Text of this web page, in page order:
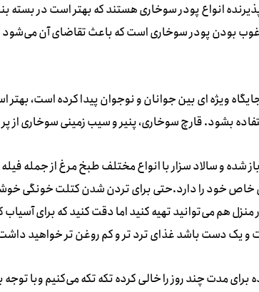
انواع پودر سوخاری هستند که بهتر است در
بودن پودر سوخاری است که باعث تقاضای آن می‌شود و
ویژه ای بین جوانان و نوجوان پیدا کرده است،
بشود. قارچ سوخاری، پنیر و سیب زمینی سوخاری
شده و سالاد سزار با انواع مختلف طبخ مرغ از جمله
خاص خود را دارد.حتی برای تردن شدن کتلت خونگی
منزل هم می‌توانید تهیه کنید اما دقت کنید که برای
و یک دست باشد غذای ترد تر و کم روغن تر خواهید
مدت چند روز را خالی کرده تکه تکه می‌کنیم وبا